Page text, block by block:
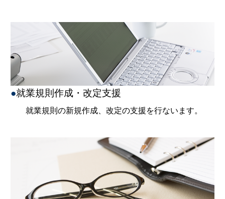
●就業規則作成・改定支援
就業規則の新規作成、改定の支援を行ないます。